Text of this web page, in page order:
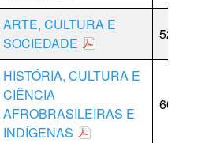
ARTE, CULTURA E
SOCIEDADE
52
HISTÓRIA, CULTURA E
CIÊNCIA
AFROBRASILEIRAS E
INDÍGENAS
60